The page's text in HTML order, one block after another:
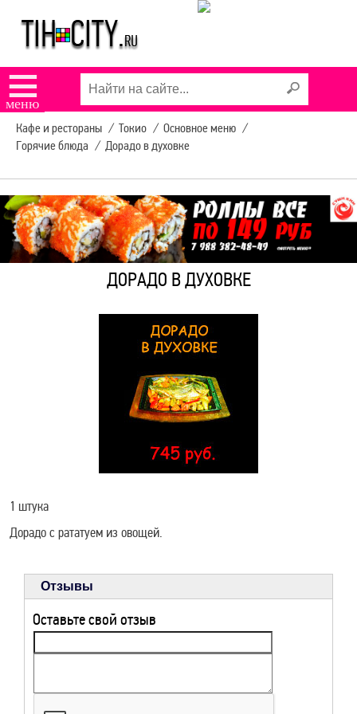
АВТОБУСОВ
УСЛУГИ В ТИХОРЕЦКЕ
КОНЦЕРТЫ И
МЕРОПРИЯТИЯ
9 МАЯ В ТИХОРЕЦКЕ
РЕКЛАМА НА САЙТЕ
ЗАДЫМЛЕНИЕ
ТИХОРЕЦКА SOS
РЕЦЕПТЫ ДЛЯ
ЗДОРОВЬЯ
☰
меню
Кафе и рестораны / Токио / Основное меню /
Горячие блюда / Дорадо в духовке
ДОРАДО В ДУХОВКЕ
1 штука
Дорадо с рататуем из овощей.
Отзывы
Оставьте свой отзыв